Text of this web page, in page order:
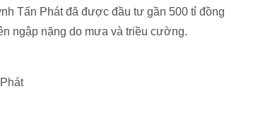
Tấn Phát đã được đầu tư gần 500 tỉ đồng
ngập nặng do mưa và triều cường.